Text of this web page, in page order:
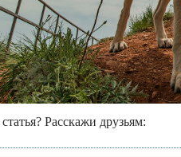
Расскажи друзьям: